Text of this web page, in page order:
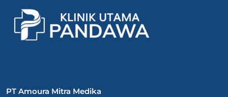
PT Amoura Mitra Medika